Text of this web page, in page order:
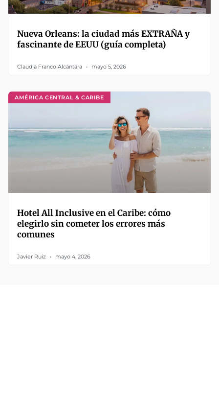
Nueva Orleans: la ciudad más EXTRAÑA y
fascinante de EEUU (guía completa)
Claudia Franco Alcántara mayo 5, 2026
AMÉRICA CENTRAL & CARIBE
Hotel All Inclusive en el Caribe: cómo
elegirlo sin cometer los errores más
comunes
Javier Ruiz mayo 4, 2026